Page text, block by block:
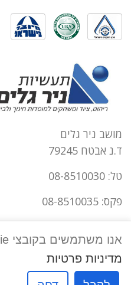
מושב ניר גלים
ד.נ אבטח 79245
טל: 08-8510030
פקס: 08-8510035
אנו משתמשים בקובצי Cookie כדי לשפר את חוויית המשתמש שלך באתר שלנו. על ידי גלישה באתר זה, הנך מסכים לשימוש שלנו בקובצי Cookie.
מדיניות פרטיות